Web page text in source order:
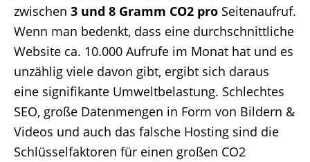
zwischen 3 und 8 Gramm CO2 pro Seitenaufruf.
Wenn man bedenkt, dass eine durchschnittliche
Website ca. 10.000 Aufrufe im Monat hat und es
unzählig viele davon gibt, ergibt sich daraus
eine signifikante Umweltbelastung. Schlechtes
SEO, große Datenmengen in Form von Bildern &
Videos und auch das falsche Hosting sind die
Schlüsselfaktoren für einen großen CO2